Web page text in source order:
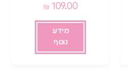
109.00
₪
מידע
נוסף